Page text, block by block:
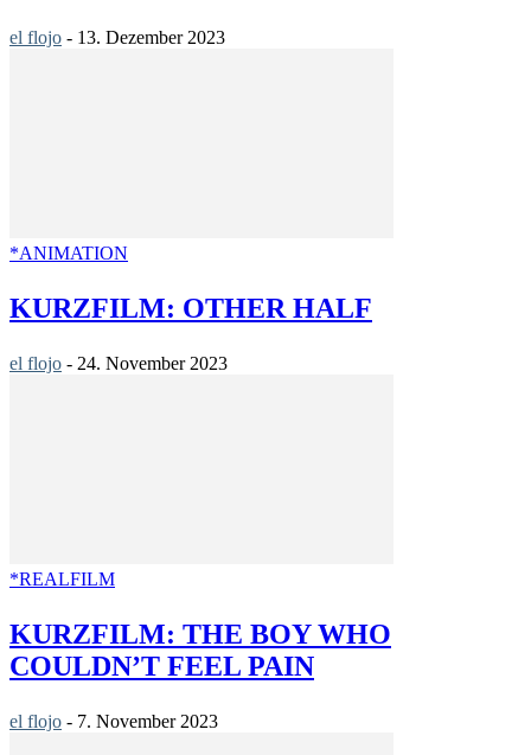
el flojo - 13. Dezember 2023
*ANIMATION
KURZFILM: OTHER HALF
el flojo - 24. November 2023
*REALFILM
KURZFILM: THE BOY WHO
COULDN’T FEEL PAIN
el flojo - 7. November 2023